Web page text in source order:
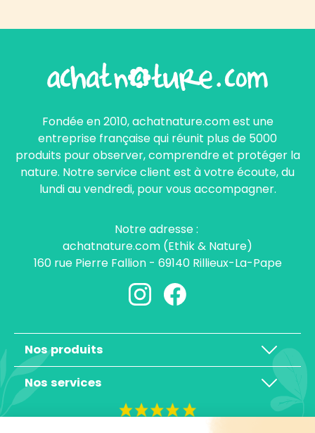
Fondée en 2010, achatnature.com est une
entreprise française qui réunit plus de 5000
produits pour observer, comprendre et protéger la
nature. Notre service client est à votre écoute, du
lundi au vendredi, pour vous accompagner.
Notre adresse :
achatnature.com (Ethik & Nature)
160 rue Pierre Fallion - 69140 Rillieux-La-Pape
Nos produits
Nos services